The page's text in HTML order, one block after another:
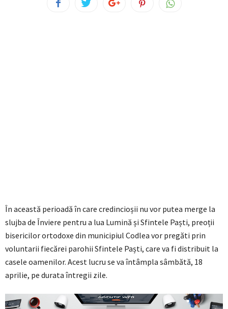
În această perioadă în care credincioșii nu vor putea merge la
slujba de Înviere pentru a lua Lumină și Sfintele Paști, preoții
bisericilor ortodoxe din municipiul Codlea vor pregăti prin
voluntarii fiecărei parohii Sfintele Paști, care va fi distribuit la
casele oamenilor. Acest lucru se va întâmpla sâmbătă, 18
aprilie, pe durata întregii zile.